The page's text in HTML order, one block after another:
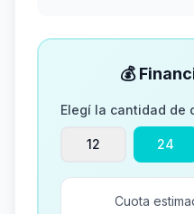
💰
Elegí la cantidad de
12 24
Cuota